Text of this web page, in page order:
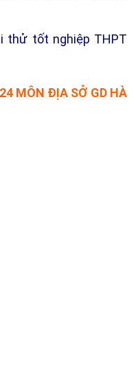
thử tốt nghiệp THPT
MÔN ĐỊA SỞ GD HÀ